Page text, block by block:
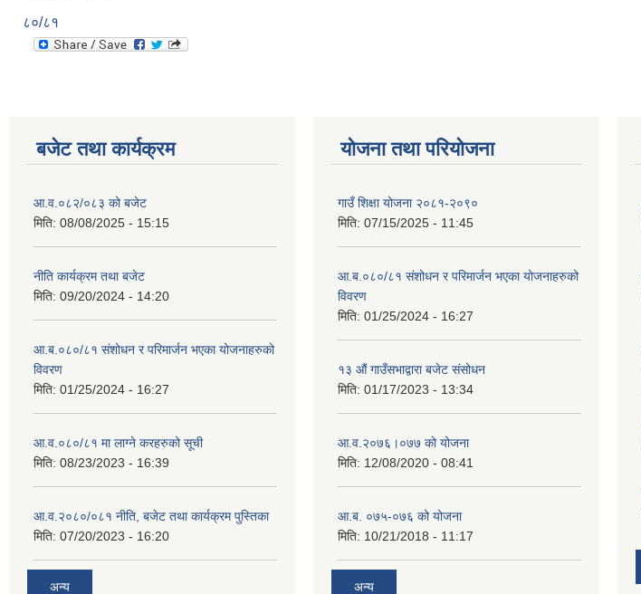
८०/८१
बजेट तथा कार्यक्रम
आ.व.०८२/०८३ को बजेट
मिति: 08/08/2025 - 15:15
नीति कार्यक्रम तथा बजेट
मिति: 09/20/2024 - 14:20
आ.ब.०८०/८१ संशोधन र परिमार्जन भएका योजनाहरुको
विवरण
मिति: 01/25/2024 - 16:27
आ.व.०८०/८१ मा लाग्ने करहरुको सूची
मिति: 08/23/2023 - 16:39
आ.व.२०८०/०८१ नीति, बजेट तथा कार्यक्रम पुस्तिका
मिति: 07/20/2023 - 16:20
अन्य
योजना तथा परियोजना
गाउँ शिक्षा योजना २०८१-२०९०
मिति: 07/15/2025 - 11:45
आ.ब.०८०/८१ संशोधन र परिमार्जन भएका योजनाहरुको
विवरण
मिति: 01/25/2024 - 16:27
१३ औं गाउँसभाद्वारा बजेट संसोधन
मिति: 01/17/2023 - 13:34
आ‍.व.२०७६।०७७ को योजना
मिति: 12/08/2020 - 08:41
आ.ब. ०७५-०७६ को योजना
मिति: 10/21/2018 - 11:17
अन्य